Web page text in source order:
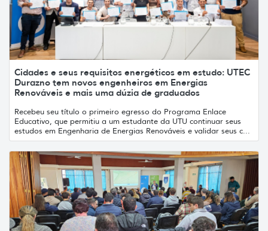
Cidades e seus requisitos energéticos em estudo: UTEC
Durazno tem novos engenheiros em Energias
Renováveis e mais uma dúzia de graduados
Recebeu seu título o primeiro egresso do Programa Enlace
Educativo, que permitiu a um estudante da UTU continuar seus
estudos em Engenharia de Energias Renováveis e validar seus c...